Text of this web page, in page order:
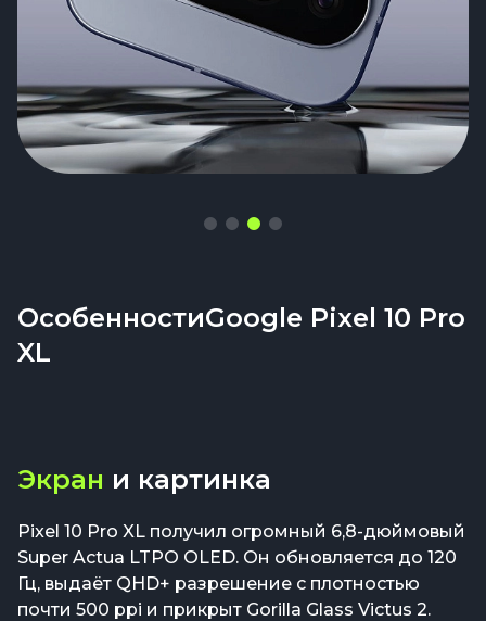
ОсобенностиGoogle Pixel 10 Pro
XL
Экран и картинка
Pixel 10 Pro XL получил огромный 6,8-дюймовый
Super Actua LTPO OLED. Он обновляется до 120
Гц, выдаёт QHD+ разрешение с плотностью
почти 500 ppi и прикрыт Gorilla Glass Victus 2.